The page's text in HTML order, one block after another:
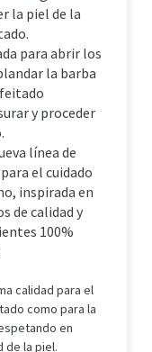
la piel de la
para abrir los
la barba
y proceder
línea de
el cuidado
inspirada en
de calidad y
100%
calidad para el
como para la
en
de la piel.